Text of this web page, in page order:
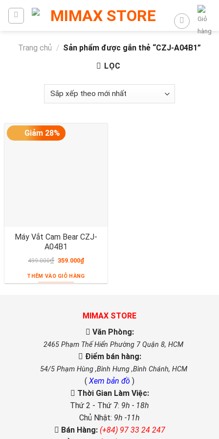
Trang chủ / Sản phẩm được gắn thẻ “CZJ-A04B1”
LỌC
Giảm 28%
Máy Vắt Cam Bear CZJ-
A04B1
499.000₫ 359.000₫
THÊM VÀO GIỎ HÀNG
MIMAX STORE
Văn Phòng:
2465 Phạm Thế Hiển Phường 7 Quận 8, HCM
Điểm bán hàng:
54/5 Phạm Hùng ,Bình Hưng ,Bình Chánh, HCM
( Xem bản đồ )
Thời Gian Làm Việc:
Thứ 2 - Thứ 7: 9h - 18h
Chủ Nhật: 9h -11h
Bán Hàng: (+84) 97 33 24 247